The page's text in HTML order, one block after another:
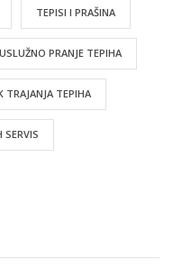
TEPISI I PRAŠINA
USLUŽNO PRANJE TEPIHA
TRAJANJA TEPIHA
SERVIS